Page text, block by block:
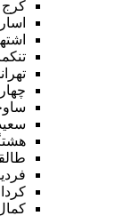
کرج
اسارا